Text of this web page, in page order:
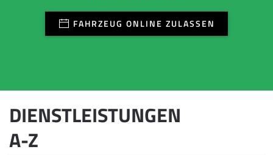
FAHRZEUG ONLINE ZULASSEN
DIENSTLEISTUNGEN
A-Z